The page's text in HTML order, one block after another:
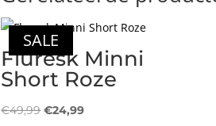
SALE
Fluresk Minni
Short Roze
€49,99Oorspronkelijke
€24,99Huidige